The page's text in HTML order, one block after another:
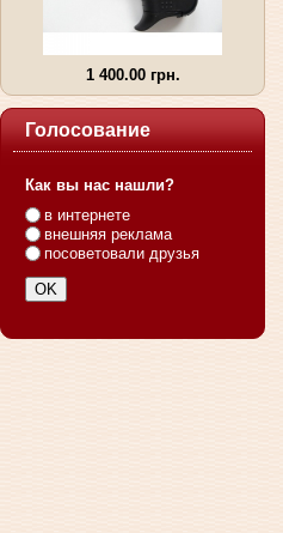
1 400.00 грн.
Голосование
Как вы нас нашли?
в интернете
внешняя реклама
посоветовали друзья